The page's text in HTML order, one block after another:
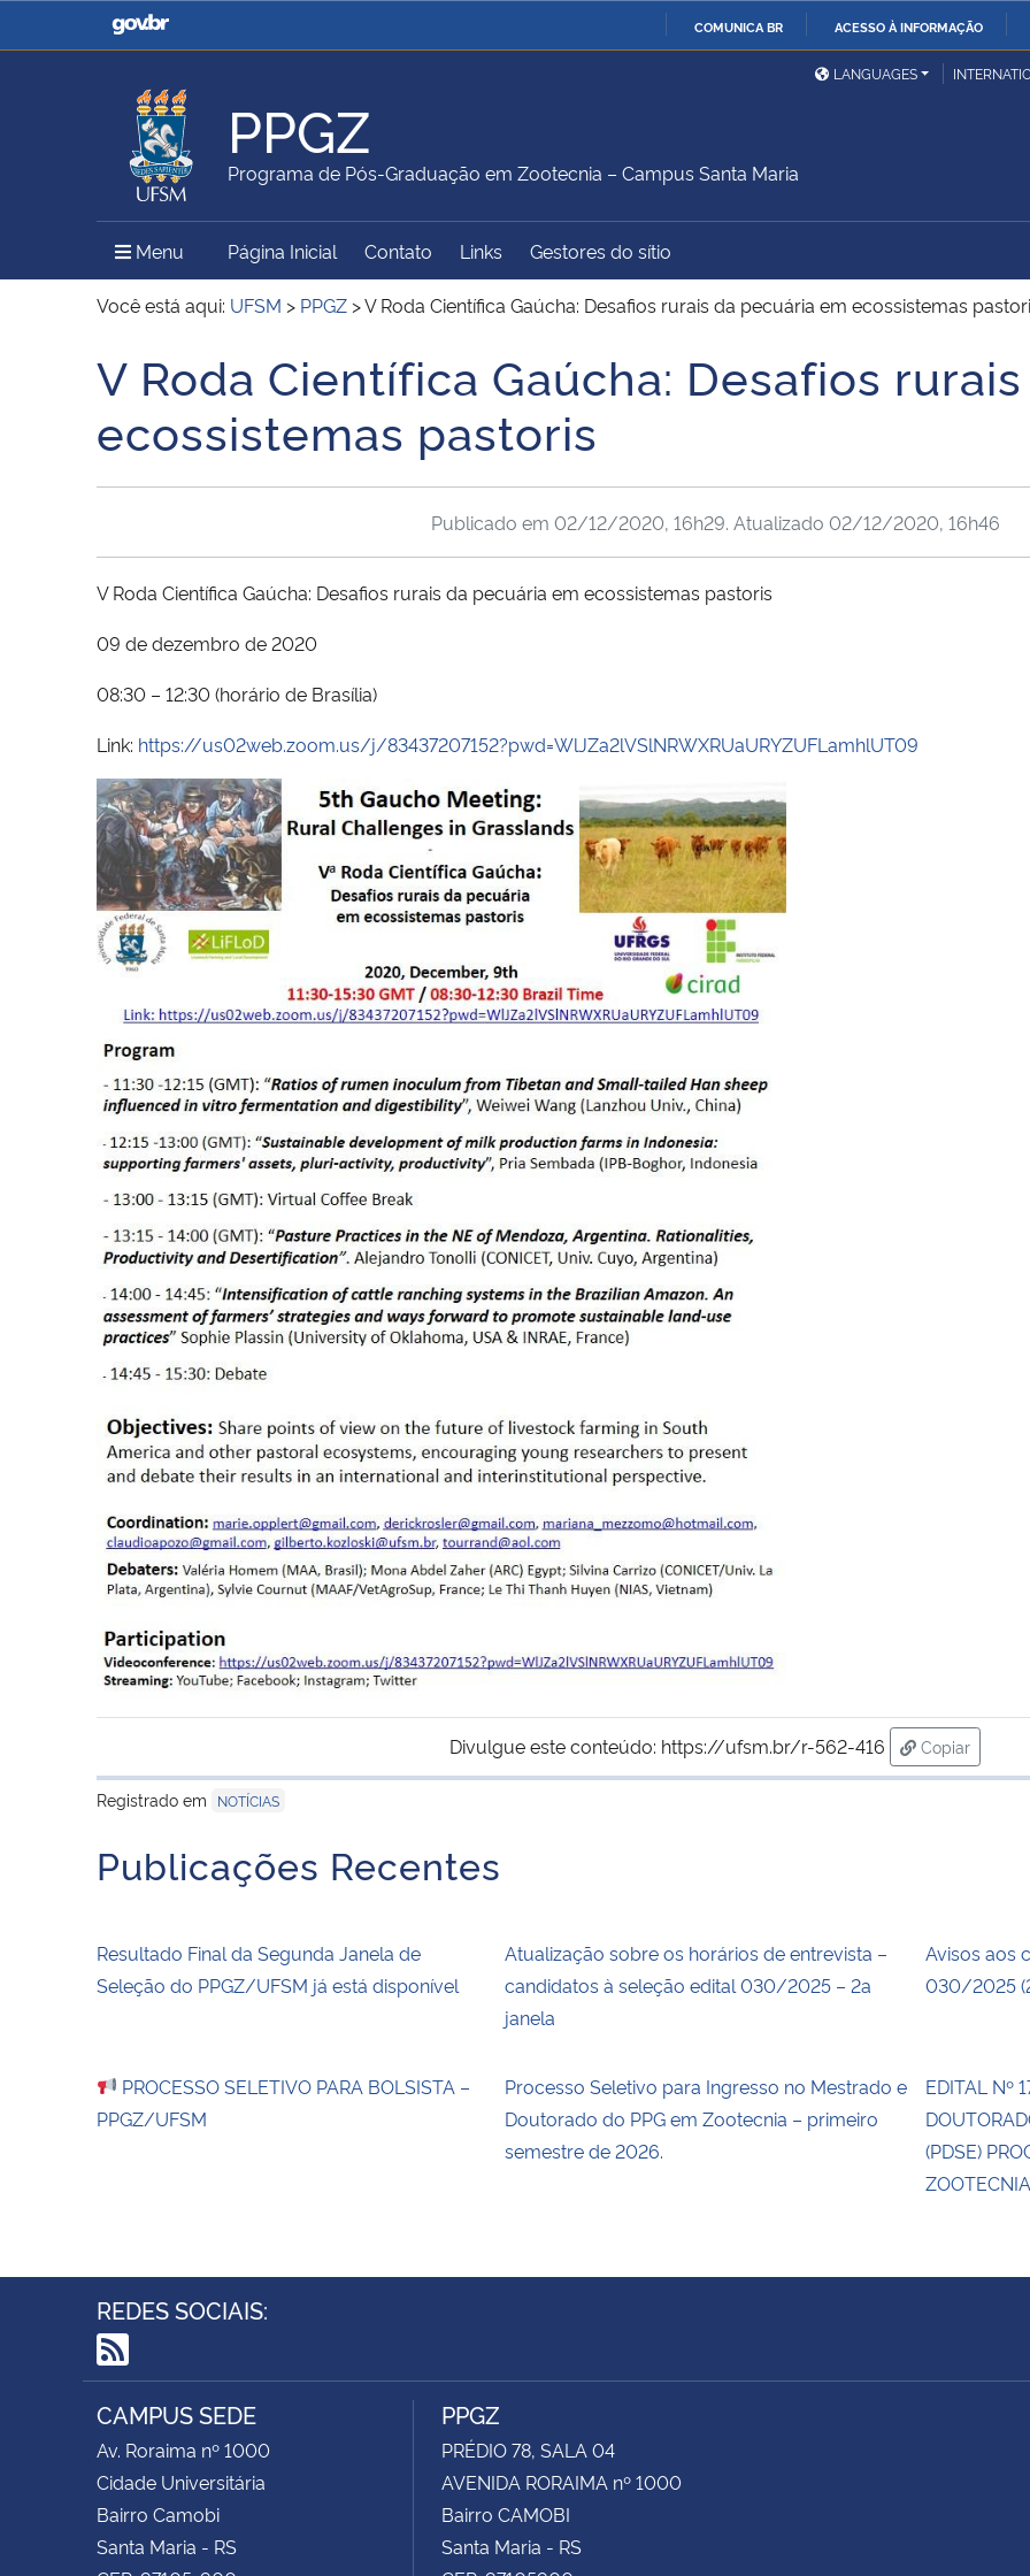
COMUNICA BR ACESSO À INFORMAÇÃO
Casa Civil
Ministério da Justiça e
Ministério da Defesa
Ministério das Relações
Exteriores
Ministério da Agricultura,
Pecuária e Abastecimento
Ministério da Educação
Ministério do Meio Ambiente Ministério do Turismo
Ministério do
Desenvolvimento Regional
União
Secretaria de Governo
Gabinete de Segurança
Institucional
Advocacia-Geral da União Banco Central do Brasil
LANGUAGES
PPGZ
Programa de Pós-Graduação em Zootecnia – Campus Santa Maria
Menu Menu Principal do Sítio
Página Inicial Contato Links Gestores do sítio
Você está aqui: UFSM > PPGZ >V Roda Científica Gaúcha: Desafios rurais da pecuária em ecossistemas
Início do conteúdo
V Roda Científica Gaúcha: Desafios
ecossistemas pastoris
Publicado em 02/12/2020, 16h29. Atualizado 02/12/2020, 16h46
V Roda Científica Gaúcha: Desafios rurais da pecuária em ecossistemas pastoris
09 de dezembro de 2020
08:30 – 12:30 (horário de Brasília)
Link: https://us02web.zoom.us/j/83437207152?pwd=WlJZa2lVSlNRWXRUaURYZUFLamhlUT09
Divulgue este conteúdo: https://ufsm.br/r-562-416
Copiar
para área
Registrado em
NOTÍCIAS
Publicações Recentes
Resultado Final da Segunda Janela de
Seleção do PPGZ/UFSM já está disponível
Atualização sobre os horários de entrevista –
candidatos à seleção edital 030/2025 – 2a
janela
Avisos aos
030/2025
PROCESSO SELETIVO PARA BOLSISTA –
PPGZ/UFSM
Processo Seletivo para Ingresso no Mestrado e
Doutorado do PPG em Zootecnia – primeiro
semestre de 2026.
EDITAL Nº
(PDSE)
REDES SOCIAIS:
RSS
CAMPUS SEDE
Av. Roraima nº 1000
Cidade Universitária
Bairro Camobi
Santa Maria - RS
PPGZ
PRÉDIO 78, SALA 04
AVENIDA RORAIMA nº 1000
Bairro CAMOBI
Santa Maria - RS